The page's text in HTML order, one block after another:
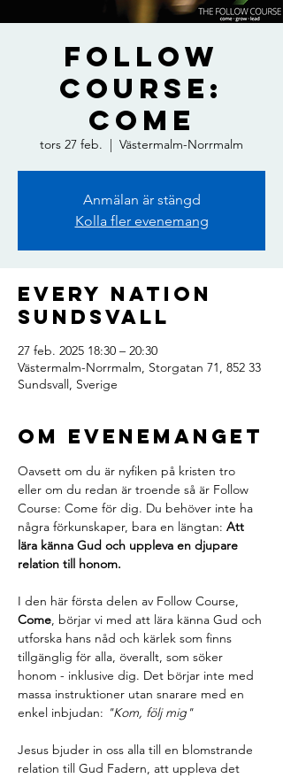
Follow
Course:
Come
tors 27 feb.
  |
Västermalm-Norrmalm
Anmälan är stängd
Kolla fler evenemang
Every Nation
Sundsvall
27 feb. 2025 18:30 – 20:30
Västermalm-Norrmalm, Storgatan 71, 852 33
Sundsvall, Sverige
Om evenemanget
Oavsett om du är nyfiken på kristen tro
eller om du redan är troende så är Follow
Course: Come för dig. Du behöver inte ha
några förkunskaper, bara en längtan: Att
lära känna Gud och uppleva en djupare
relation till honom.
I den här första delen av Follow Course,
Come, börjar vi med att lära känna Gud och
utforska hans nåd och kärlek som finns
tillgänglig för alla, överallt, som söker
honom - inklusive dig. Det börjar inte med
massa instruktioner utan snarare med en
enkel inbjudan: "Kom, följ mig"
Jesus bjuder in oss alla till en blomstrande
relation till Gud Fadern, att uppleva det